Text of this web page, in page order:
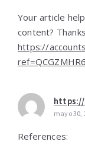
Your article
content?
https://
ref=QCGZMHR6
mayo 30,
References: